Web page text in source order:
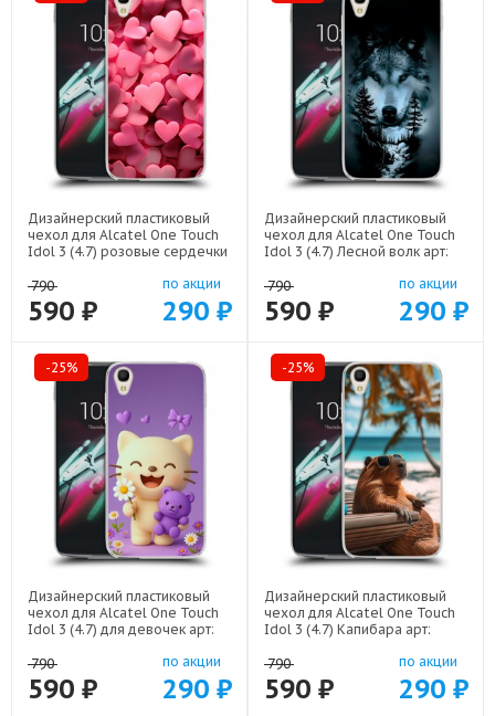
Дизайнерский пластиковый
чехол для Alcatel One Touch
Idol 3 (4.7) розовые сердечки
790
590 ₽
по акции
290 ₽
Дизайнерский пластиковый
чехол для Alcatel One Touch
Idol 3 (4.7) Лесной волк арт:
790
590 ₽
по акции
290 ₽
-25%
Дизайнерский пластиковый
чехол для Alcatel One Touch
Idol 3 (4.7) для девочек арт:
790
590 ₽
по акции
290 ₽
-25%
Дизайнерский пластиковый
чехол для Alcatel One Touch
Idol 3 (4.7) Капибара арт:
790
590 ₽
по акции
290 ₽